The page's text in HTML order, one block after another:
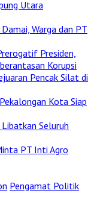
Utara
Warga dan PT
Presiden,
Korupsi
Pencak Silat di
Kota Siap
Seluruh
PT Inti Agro
Pengamat Politik